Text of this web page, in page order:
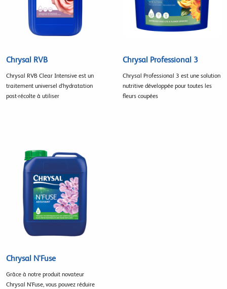
Chrysal RVB
Chrysal RVB Clear Intensive est un
traitement universel d'hydratation
post-récolte à utiliser
Chrysal Professional 3
Chrysal Professional 3 est une solution
nutritive développée pour toutes les
fleurs coupées
Chrysal N'Fuse
Grâce à notre produit novateur
Chrysal N'Fuse, vous pouvez réduire